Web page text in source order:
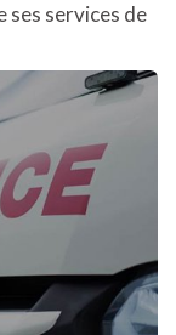
ses services de